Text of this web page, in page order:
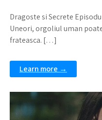
Dragoste si Secrete
Uneori, orgoliul uman
frateasca. […]
Learn more →